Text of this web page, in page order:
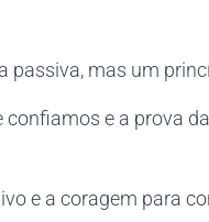
passiva, mas um
confiamos e a prova
e a coragem para